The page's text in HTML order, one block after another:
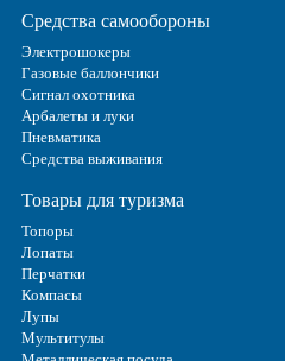
Средства самообороны
Электрошокеры
Газовые баллончики
Сигнал охотника
Арбалеты и луки
Пневматика
Средства выживания
Товары для туризма
Топоры
Лопаты
Перчатки
Компасы
Лупы
Мультитулы